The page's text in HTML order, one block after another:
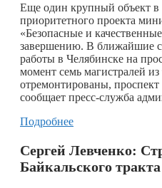
Еще один крупный объект в
приоритетного проекта
«Безопасные и
завершению. В ближайшие
работы в Челябинске на
момент семь магистралей
отремонтированы,
сообщает пресс-служба
Подробнее
Сергей Левченко:
Байкальского